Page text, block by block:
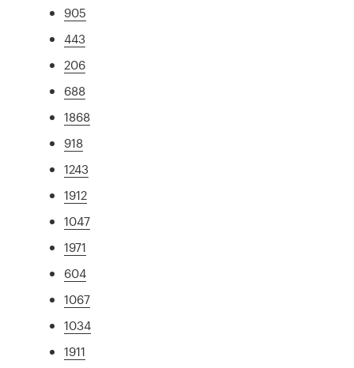
905
443
206
688
1868
918
1243
1912
1047
1971
604
1067
1034
1911